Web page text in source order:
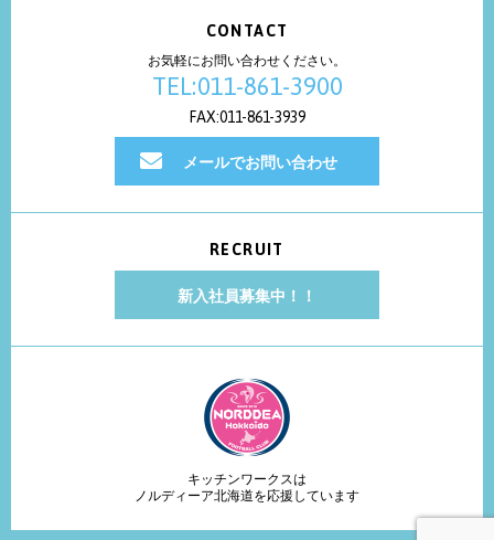
CONTACT
お気軽にお問い合わせください。
TEL:011-861-3900
FAX:011-861-3939
メールでお問い合わせ
RECRUIT
新入社員募集中！！
キッチンワークスは
ノルディーア北海道を応援しています